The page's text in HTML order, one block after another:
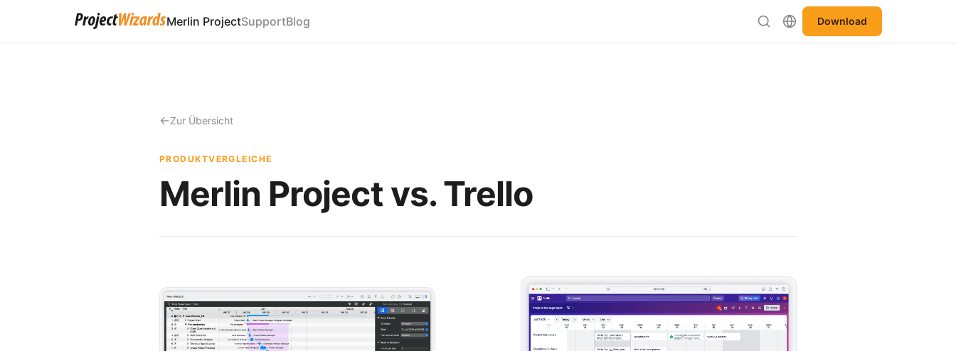
Merlin ProjectSupportBlog Download
Zur Übersicht
PRODUKTVERGLEICHE
Merlin Project vs. Trello